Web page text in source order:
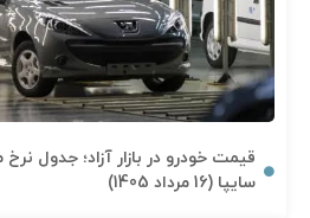
قیمت خودرو در بازار آزاد؛ جدول نرخ
سایپا (16 مرداد 1405)